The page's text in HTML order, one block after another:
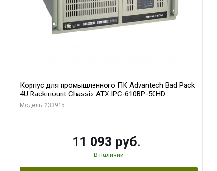
Корпус для промышленного ПК Advantech Bad Pack
4U Rackmount Chassis ATX IPC-610BP-50HD
Advantech 15 слотов, отсеки 3x5.25", 1x3.5", 2xUSB,
Модель: 233915
11 093 руб.
В наличии